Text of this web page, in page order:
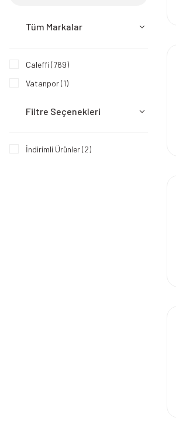
Tüm Markalar
Caleffi (769)
Vatanpor (1)
Filtre Seçenekleri
İndirimli Ürünler (2)